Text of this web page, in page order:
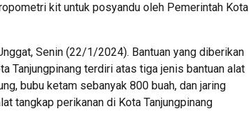
kit untuk posyandu oleh Pemerintah Kota
Senin (22/1/2024). Bantuan yang diberikan
Tanjungpinang terdiri atas tiga jenis bantuan alat
bubu ketam sebanyak 800 buah, dan jaring
tangkap perikanan di Kota Tanjungpinang